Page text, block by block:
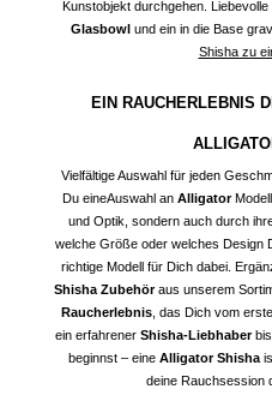
Kunstobjekt durchgehen.
Glasbowl und ein in die Base
Shisha zu
EIN RAUCHERLEBNIS
Vielfältige Auswahl für jeden
Du eineAuswahl an Alligator
und Optik, sondern auch durch
welche Größe oder welches Design
richtige Modell für Dich dabei.
Shisha Zubehöraus unserem
Raucherlebnis, das Dich vom
ein erfahrener Shisha-Liebhaber
beginnst – eine Alligator Shisha
deine Rauchsession